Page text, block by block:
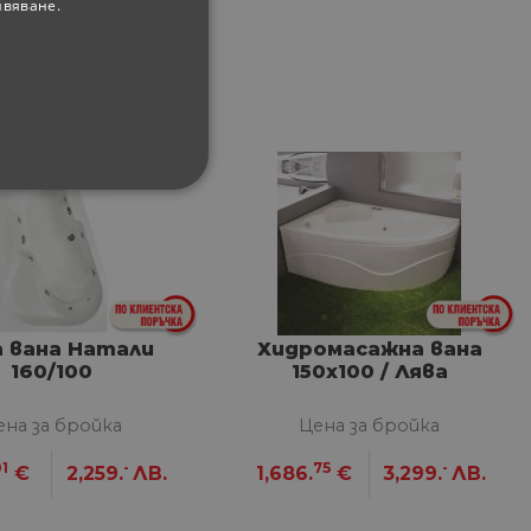
вана Натали
160/100
за бройка
€ 2,259.- ЛВ.
Хидромасажна вана
150x100 / Лява
Цена за бройка
1,686.75 € 3,299.- ЛВ.
ФУНКЦИОНАЛНИ